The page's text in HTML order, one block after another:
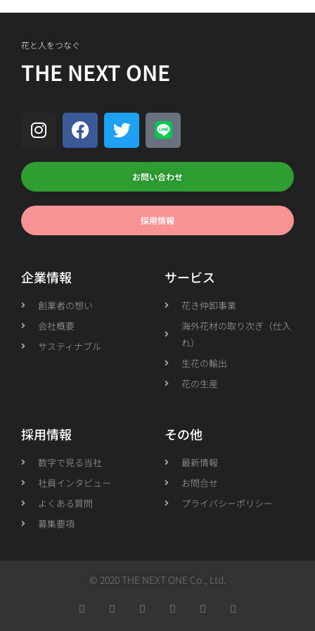
花と人をつなぐ
THE NEXT ONE
お問い合わせ
採用情報
企業情報
創業者の想い
会社概要
サスティナブル
サービス
花き仲卸事業
海外花材の取り次ぎ（仕入
れ）
生花の輸出
花の生産
採用情報
数字で見る当社
社員インタビュー
よくある質問
募集要項
その他
最新情報
お問合せ
プライバシーポリシー
© 2020 THE NEXT ONE Co., Ltd.